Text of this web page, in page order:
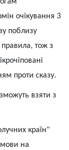
очікування 3
поблизу
правила, тож з
проти сказу.
взяти з
країн"
на